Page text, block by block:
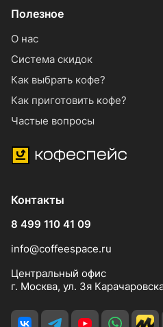
Полезное
О нас
Система скидок
Как выбрать кофе?
Как приготовить кофе?
Частые вопросы
Контакты
8 499 110 41 09
info@coffeespace.ru
Центральный офис
г. Москва, ул. 3я